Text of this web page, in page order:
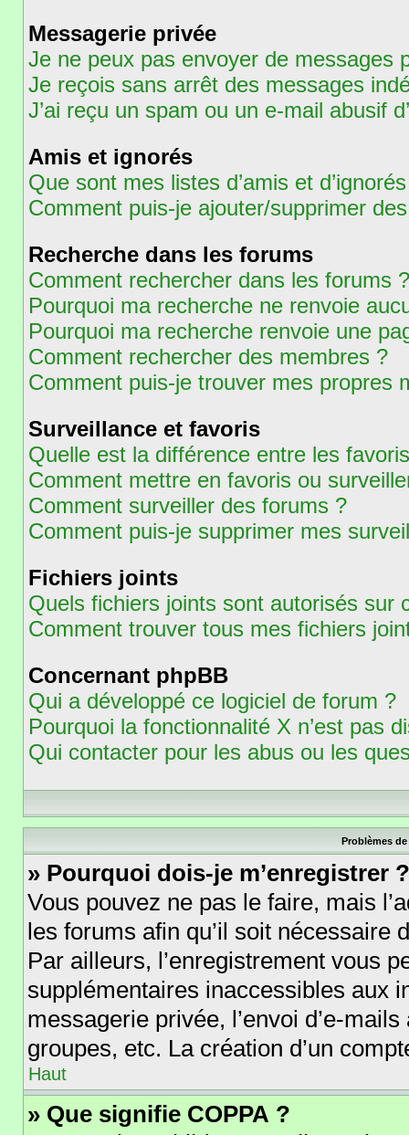
Messagerie privée
Je ne peux pas envoyer de messages
Je reçois sans arrêt des messages
J’ai reçu un spam ou un e-mail abusif
Amis et ignorés
Que sont mes listes d’amis et
Comment puis-je ajouter/supprimer
Recherche dans les forums
Comment rechercher dans les forums ?
Pourquoi ma recherche ne renvoie
Pourquoi ma recherche renvoie une
Comment rechercher des membres ?
Comment puis-je trouver mes propres
Surveillance et favoris
Quelle est la différence entre les
Comment mettre en favoris ou
Comment surveiller des forums ?
Comment puis-je supprimer mes
Fichiers joints
Quels fichiers joints sont autorisés sur
Comment trouver tous mes fichiers
Concernant phpBB
Qui a développé ce logiciel de forum ?
Pourquoi la fonctionnalité X n’est pas
Qui contacter pour les abus ou les
Problèmes
» Pourquoi dois-je m’enregistrer ?
Vous pouvez ne pas le faire, mais
les forums afin qu’il soit nécessaire
Par ailleurs, l’enregistrement vous
supplémentaires inaccessibles aux
messagerie privée, l’envoi d’e-
groupes, etc. La création d’un
Haut
» Que signifie COPPA ?